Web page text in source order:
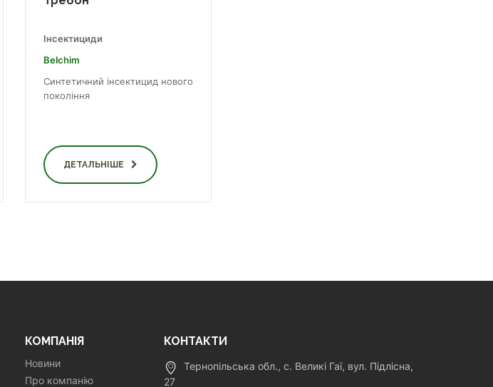
Інсектициди
Belchim
Синтетичний інсектицид нового
покоління
ДЕТАЛЬНІШЕ
КОМПАНІЯ
Новини
Про компанію
КОНТАКТИ
Тернопільська обл., с. Великі Гаї, вул. Підлісна,
27